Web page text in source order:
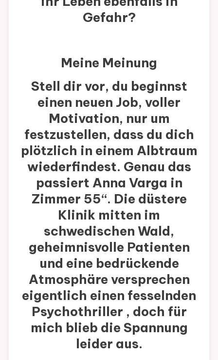
Gefahr?
Meine Meinung
Stell dir vor, du beginnst
einen neuen Job, voller
Motivation, nur um
festzustellen, dass du dich
plötzlich in einem Albtraum
wiederfindest. Genau das
passiert Anna Varga in
Zimmer 55“. Die düstere
Klinik mitten im
schwedischen Wald,
geheimnisvolle Patienten
und eine bedrückende
Atmosphäre versprechen
eigentlich einen fesselnden
Psychothriller , doch für
mich blieb die Spannung
leider aus.